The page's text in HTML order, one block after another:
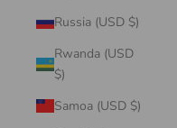
Russia (USD $)
Rwanda (USD
$)
Samoa (USD $)